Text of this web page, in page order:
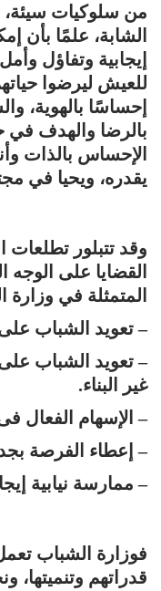
من سلوكيات سيئة،
الشابة، علمًا بأن
إيجابية وتفاؤل
للعيش ليرضوا
إحساسًا بالهوية،
بالرضا والهدف في
الإحساس بالذات
يقدره، ويحيا في
وقد تتبلور
القضايا على الوجه
المتمثلة في وزارة
– تعويد الشباب
– تعويد الشباب
غير البناء.
– الإسهام الفعال
– إعطاء الفرصة
– ممارسة نيابية
فوزارة الشباب
قدراتهم وتنميتها،